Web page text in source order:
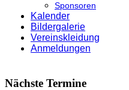
Sponsoren
Kalender
Bildergalerie
Vereinskleidung
Anmeldungen
Nächste Termine